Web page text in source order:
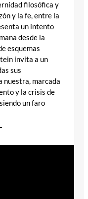
filosófica y
y la fe, entre la
un intento
desde la
esquemas
invita a un
sus
nuestra, marcada
y la crisis de
un faro